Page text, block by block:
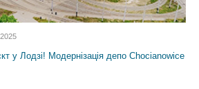
у Лодзі! Модернізація депо Chocianowice